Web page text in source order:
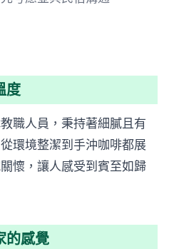
度
職人員，秉持著細膩且有
環境整潔到手沖咖啡都展
懷，讓人感受到賓至如歸
的感覺